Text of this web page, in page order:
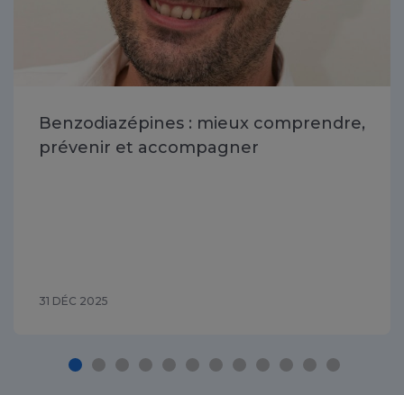
Benzodiazépines : mieux comprendre,
prévenir et accompagner
31 DÉC 2025